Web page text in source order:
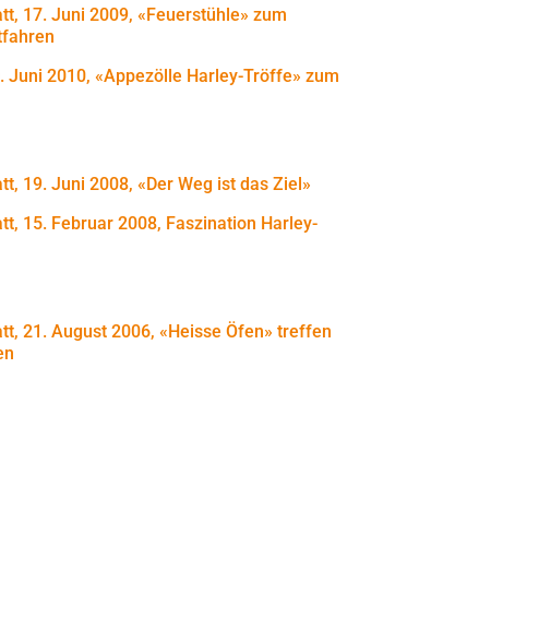
17. Juni 2009, «Feuerstühle» zum
Juni 2010, «Appezölle Harley-Tröffe» zum
19. Juni 2008, «Der Weg ist das Ziel»
15. Februar 2008, Faszination Harley-
21. August 2006, «Heisse Öfen» treffen